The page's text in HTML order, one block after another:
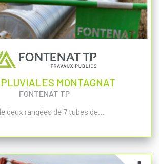
MONTAGNAT
FONTENAT TP
deux rangées de 7 tubes de…